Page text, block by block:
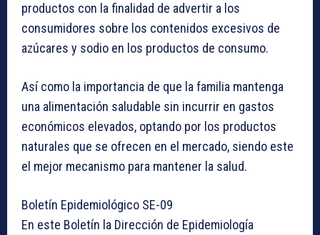
productos con la finalidad de advertir a los
consumidores sobre los contenidos excesivos de
azúcares y sodio en los productos de consumo.
Así como la importancia de que la familia mantenga
una alimentación saludable sin incurrir en gastos
económicos elevados, optando por los productos
naturales que se ofrecen en el mercado, siendo este
el mejor mecanismo para mantener la salud.
Boletín Epidemiológico SE-09
En este Boletín la Dirección de Epidemiología